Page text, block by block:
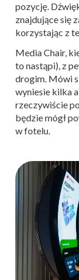
pozycję.
znajdujące się
korzystając z
Media Chair,
to nastąpi), z
drogim. Mówi
wyniesie kilka
rzeczywiście
będzie mógł
w fotelu.